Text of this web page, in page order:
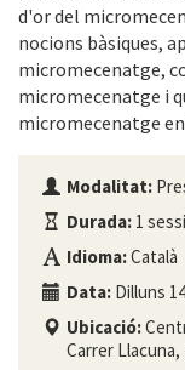
d'or del
nocions bàsiques,
micromecenatge,
micromecenatge i
micromecenatge
Modalitat:
Durada: 1
Idioma:Català
Data: Dilluns
Ubicació:
Carrer Llacuna,